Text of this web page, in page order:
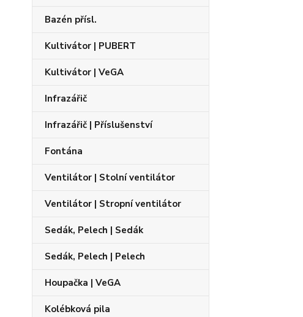
Bazén přísl.
Kultivátor | PUBERT
Kultivátor | VeGA
Infrazářič
Infrazářič | Příslušenství
Fontána
Ventilátor | Stolní ventilátor
Ventilátor | Stropní ventilátor
Sedák, Pelech | Sedák
Sedák, Pelech | Pelech
Houpačka | VeGA
Kolébková pila